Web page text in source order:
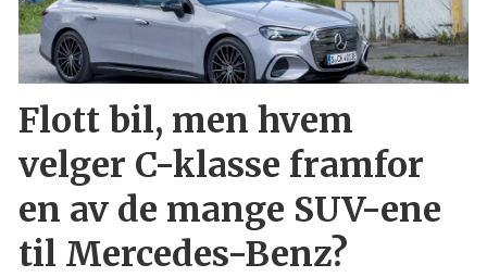
Flott bil, men hvem
velger C-klasse framfor
en av de mange SUV-ene
til Mercedes-Benz?